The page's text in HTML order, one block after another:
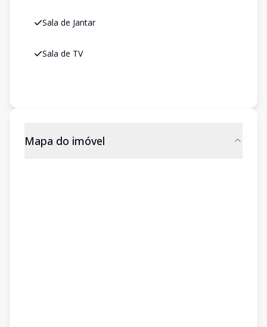
Sala de Jantar
Sala de TV
Mapa do imóvel